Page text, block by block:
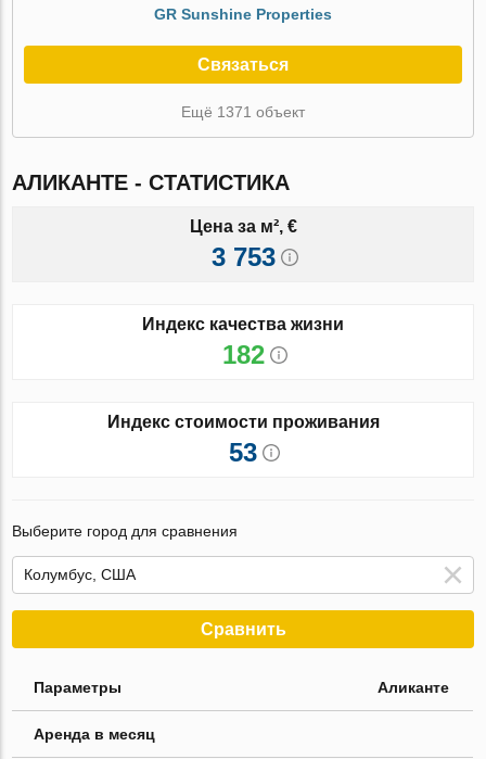
GR Sunshine Properties
Связаться
Ещё 1371 объект
АЛИКАНТЕ - СТАТИСТИКА
Цена за м², €
3 753
Индекс качества жизни
182
Индекс стоимости проживания
53
Выберите город для сравнения
Сравнить
Параметры Аликанте
Аренда в месяц